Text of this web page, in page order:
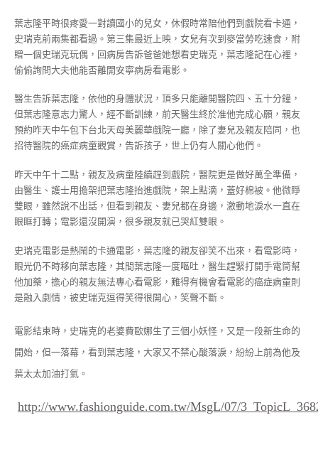
葉志隆平時很疼愛一對讀國小的兒女，休假時常陪他們到戲院看卡通，
史瑞克前兩集都看過。第三集最近上映，女兒有次到麥當勞吃速食，附
贈一個史瑞克玩偶，回病房告訴爸爸她想看史瑞克，葉志隆記在心裡，
偷偷詢問大夫他能否離開安寧病房看電影。
醫生告訴葉志隆，依他的身體狀況，頂多只能離開醫院四、五十分鐘，
但葉志隆意志力驚人，經不斷訓練，前天醫生終於准他完成心願，親友
預約昨天中午包下台北天母美麗華戲院一廳，除了妻兒及親友陪同，也
招待醫院的癌症病童觀賞，告訴孩子，世上仍有人關心他們。
昨天中午十二點，親友及病童陸續趕到戲院，醫院更是做好萬全準備，
由醫生、護士用擔架把葉志隆抬進戲院，架上點滴，蓋好棉被。他微睜
雙眼，雖然說不出話，但看到親友、妻兒都在身邊，激動地淚水一直在
眼眶打轉；電影還沒開演，很多親友就已哭紅雙眼。
史瑞克電影是熱鬧的卡通電影，葉志隆的親友卻笑不出來，看電影時，
眼光仍不時移向葉志隆，其間葉志隆一度嘔吐，醫生趕緊打開手電筒幫
他加藥，擔心的親友無法專心看電影，難得有機會看電影的癌症病童則
是融入劇情，被史瑞克逗得笑得很開心，笑聲不斷。
電影結束時，史瑞克的老婆費歐娜生了三個小妖怪，又是一段新生命的
開始，但一落幕，看到葉志隆，大家又不禁心酸落淚，紛紛上前為他及
葉太太加油打氣。
http://www.fashionguide.com.tw/MsgL/07/